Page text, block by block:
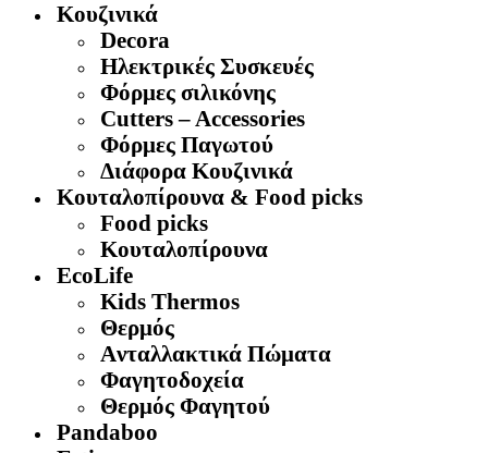
Κουζινικά
Decora
Ηλεκτρικές Συσκευές
Φόρμες σιλικόνης
Cutters – Accessories
Φόρμες Παγωτού
Διάφορα Κουζινικά
Κουταλοπίρουνα & Food picks
Food picks
Κουταλοπίρουνα
EcoLife
Kids Thermos
Θερμός
Aνταλλακτικά Πώματα
Φαγητοδοχεία
Θερμός Φαγητού
Pandaboo